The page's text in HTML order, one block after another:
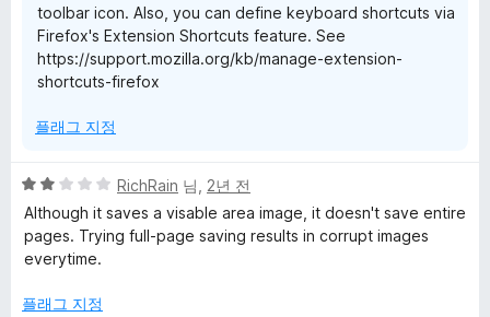
toolbar icon. Also, you can define keyboard shortcuts via
Firefox's Extension Shortcuts feature. See
https://support.mozilla.org/kb/manage-extension-
shortcuts-firefox
플래그 지정
5
점
만
점
2
RichRain 님, 2년 전
Although it saves a visable area image, it doesn't save entire
pages. Trying full-page saving results in corrupt images
everytime.
플래그 지정